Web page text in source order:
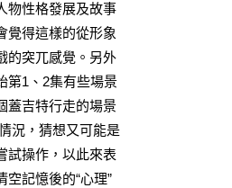
物性格發展及故事
覺得這樣的從形象
的突兀感覺。另外
第1、2集有些場景
蓋吉特行走的場景
況，猜想又可能是
試操作，以此來表
記憶後的“心理”